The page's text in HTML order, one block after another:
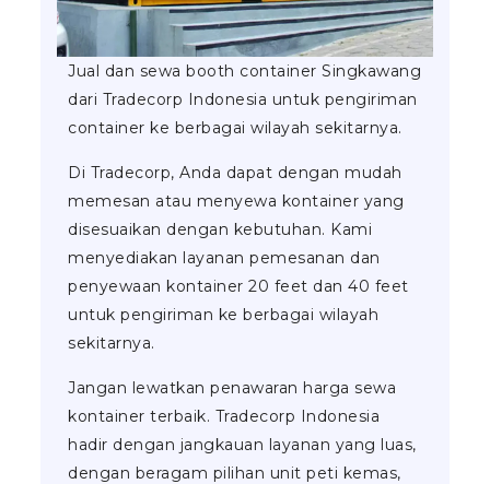
Jual dan sewa booth container Singkawang
dari Tradecorp Indonesia untuk pengiriman
container ke berbagai wilayah sekitarnya.
Di Tradecorp, Anda dapat dengan mudah
memesan atau menyewa kontainer yang
disesuaikan dengan kebutuhan. Kami
menyediakan layanan pemesanan dan
penyewaan kontainer 20 feet dan 40 feet
untuk pengiriman ke berbagai wilayah
sekitarnya.
Jangan lewatkan penawaran harga sewa
kontainer terbaik. Tradecorp Indonesia
hadir dengan jangkauan layanan yang luas,
dengan beragam pilihan unit peti kemas,